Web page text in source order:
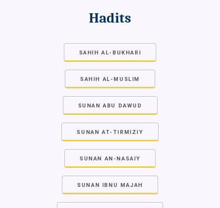
Hadits
SAHIH AL-BUKHARI
SAHIH AL-MUSLIM
SUNAN ABU DAWUD
SUNAN AT-TIRMIZIY
SUNAN AN-NASAIY
SUNAN IBNU MAJAH